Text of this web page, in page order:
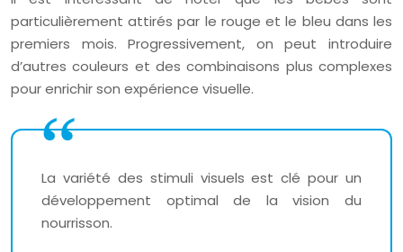
particulièrement attirés par le rouge et le bleu dans les
premiers mois. Progressivement, on peut introduire
d’autres couleurs et des combinaisons plus complexes
pour enrichir son expérience visuelle.
La variété des stimuli visuels est clé pour un
développement optimal de la vision du
nourrisson.